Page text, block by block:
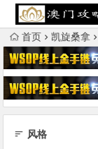
首页 凯旋桑拿
风格